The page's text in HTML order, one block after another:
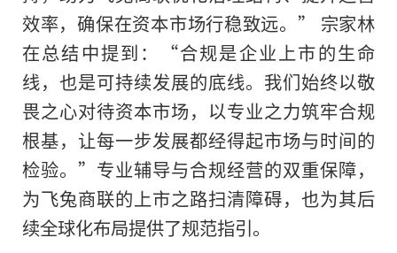
效率，确保在资本市场行稳致远。” 宗家林
在总结中提到：“合规是企业上市的生命
线，也是可持续发展的底线。我们始终以敬
畏之心对待资本市场，以专业之力筑牢合规
根基，让每一步发展都经得起市场与时间的
检验。”专业辅导与合规经营的双重保障，
为飞兔商联的上市之路扫清障碍，也为其后
续全球化布局提供了规范指引。